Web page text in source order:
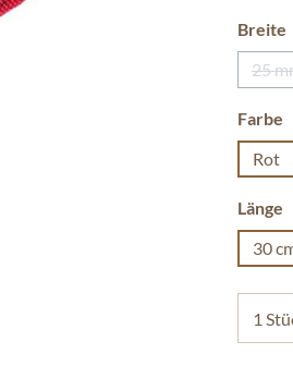
Breite
25
Farbe
Rot
Länge
30